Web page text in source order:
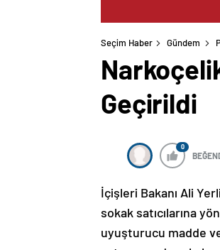
Seçim Haber Gündem
Geçirildi
0
İçişleri Bakanı Ali
sokak satıcılarına
uyuşturucu madde